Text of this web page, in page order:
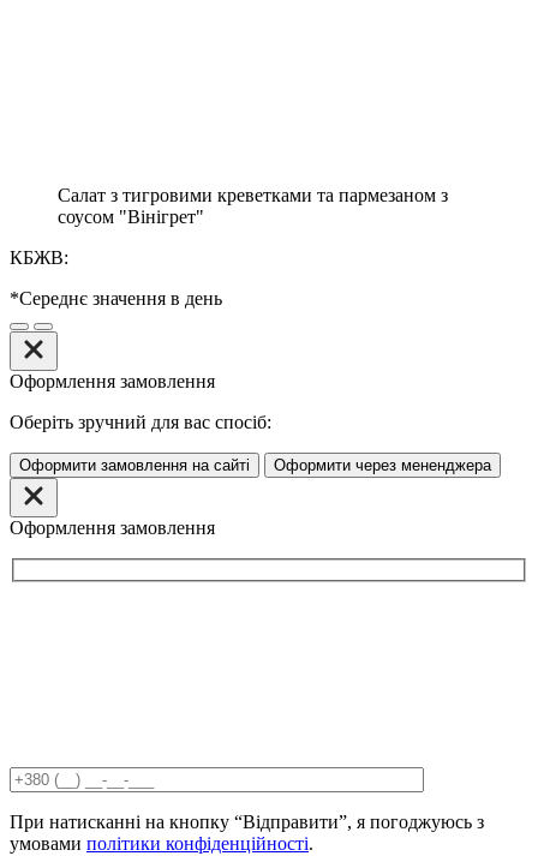
Салат з тигровими креветками та пармезаном з
соусом "Вінігрет"
КБЖВ:
*Середнє значення в день
Оформлення замовлення
Оберіть зручний для вас спосіб:
Оформити замовлення на сайті Оформити через мененджера
Оформлення замовлення
При натисканні на кнопку “Відправити”, я погоджуюсь з
умовами політики конфіденційності.